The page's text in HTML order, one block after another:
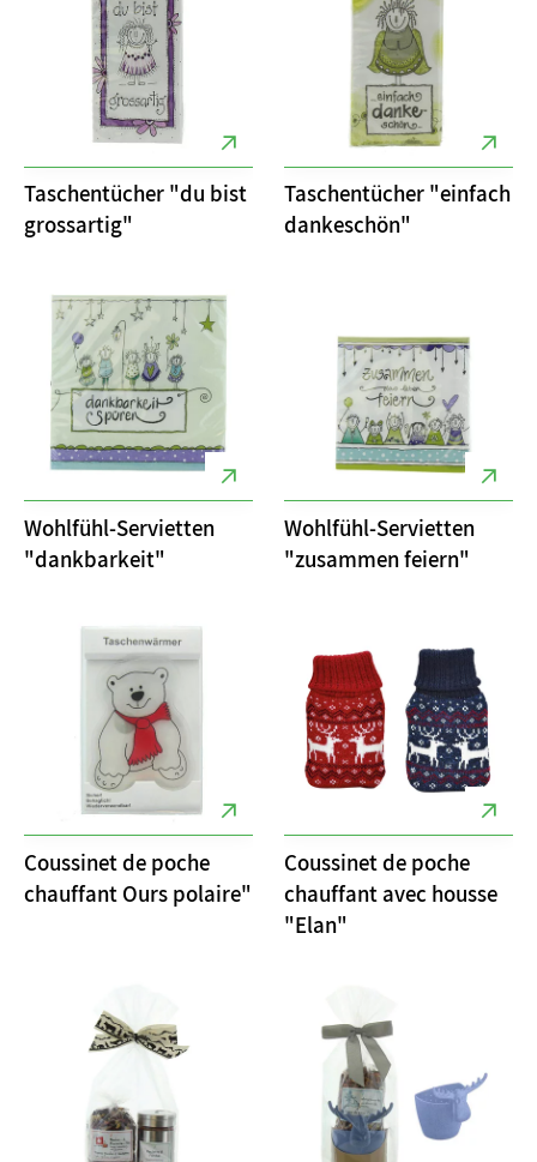
Taschentücher "du bist
grossartig"
Taschentücher "einfach
dankeschön"
Wohlfühl-Servietten
"dankbarkeit"
Wohlfühl-Servietten
"zusammen feiern"
Coussinet de poche
chauffant Ours polaire"
Coussinet de poche
chauffant avec housse
"Elan"